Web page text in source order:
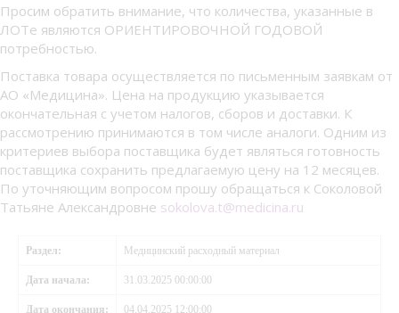
Просим обратить внимание, что количества, указанные в
ЛОТе являются ОРИЕНТИРОВОЧНОЙ ГОДОВОЙ
потребностью.
Поставка товара осуществляется по письменным заявкам от
АО «Медицина». Цена на продукцию указывается
окончательная с учетом налогов, сборов и доставки. К
рассмотрению принимаются в том числе аналоги. Одним из
критериев выбора поставщика будет являться готовность
поставщика сохранить предлагаемую цену на 12 месяцев.
По уточняющим вопросом прошу обращаться к Соколовой
Татьяне Александровне sokolova.t@medicina.ru
Раздел: Медицинский расходный материал
Дата начала: 31.03.2025 00:00:00
Дата окончания: 04.04.2025 12:00:00